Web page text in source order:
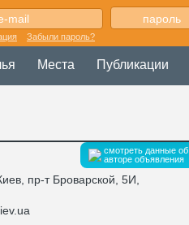
Забыли пароль?
Места Публикации
смотреть данные об
авторе объявления
пр-т Броварской, 5И